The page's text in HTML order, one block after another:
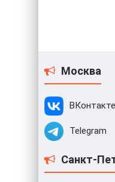
Москва
ВКонтакте
Telegram
Санкт-